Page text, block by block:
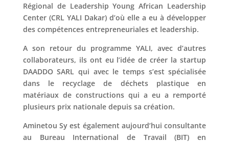
Régional de Leadership Young African Leadership
Center (CRL YALI Dakar) d’où elle a eu à développer
des compétences entrepreneuriales et leadership.
A son retour du programme YALI, avec d’autres
collaborateurs, ils ont eu l’idée de créer la startup
DAADDO SARL qui avec le temps s’est spécialisée
dans le recyclage de déchets plastique en
matériaux de constructions qui a eu a remporté
plusieurs prix nationale depuis sa création.
Aminetou Sy est également aujourd’hui consultante
au Bureau International de Travail (BIT) en